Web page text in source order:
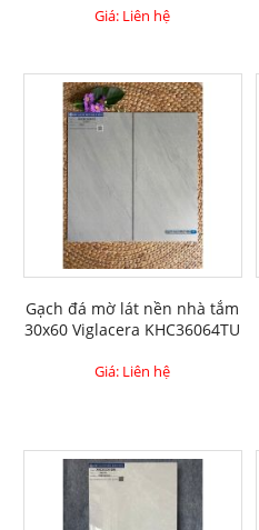
Giá: Liên hệ
Gạch đá mờ lát nền nhà tắm
30x60 Viglacera KHC36064TU
Giá: Liên hệ